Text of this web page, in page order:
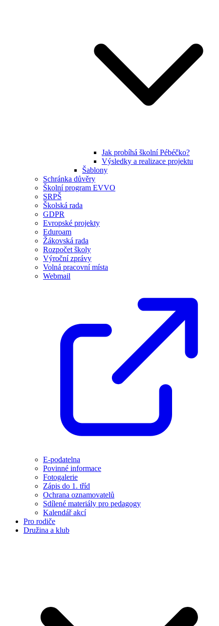
Jak probíhá školní Pébéčko?
Výsledky a realizace projektu
Šablony
Schránka důvěry
Školní program EVVO
SRPŠ
Školská rada
GDPR
Evropské projekty
Eduroam
Žákovská rada
Rozpočet školy
Výroční zprávy
Volná pracovní místa
Webmail
E-podatelna
Povinné informace
Fotogalerie
Zápis do 1. tříd
Ochrana oznamovatelů
Sdílené materiály pro pedagogy
Kalendář akcí
Pro rodiče
Družina a klub